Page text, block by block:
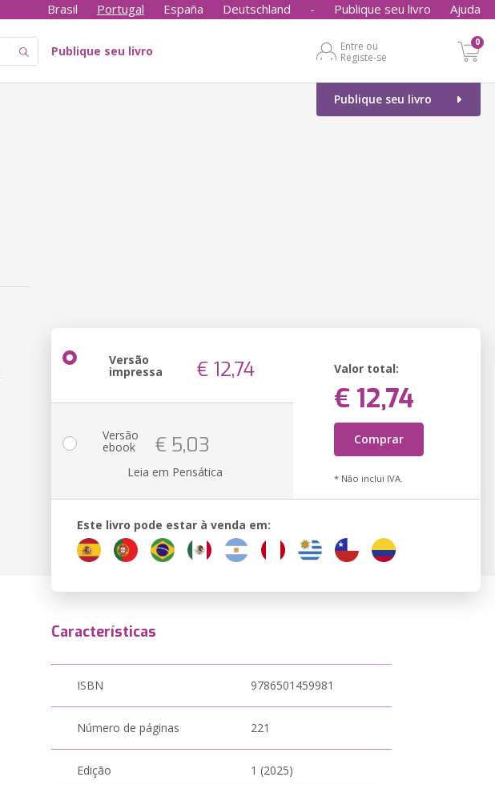
Brasil Portugal España Deutschland - Publique seu livro Ajuda
Publique seu livro
Entre ou
Registe-se
0
Publique seu livro
Versão
impressa € 12,74 Valor total:
€ 12,74
Comprar
* Não inclui IVA.
Versão
ebook € 5,03
Leia em Pensática
Este livro pode estar à venda em:
Características
ISBN 9786501459981
Número de páginas 221
Edição 1 (2025)